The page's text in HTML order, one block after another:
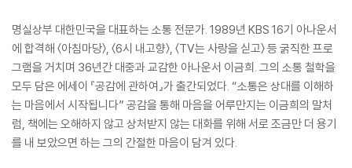
명실상부 대한민국을 대표하는 소통 전문가. 1989년 KBS 16기 아나운서
에 합격해 〈아침마당〉, 〈6시 내고향〉, 〈TV는 사랑을 싣고〉 등 굵직한 프로
그램을 거치며 36년간 대중과 교감한 아나운서 이금희. 그의 소통 철학을
모두 담은 에세이 『공감에 관하여』가 출간되었다. “소통은 상대를 이해하
는 마음에서 시작됩니다” 공감을 통해 마음을 어루만지는 이금희의 말처
럼, 책에는 오해하지 않고 상처받지 않는 대화를 위해 서로 조금만 더 용기
를 내 보았으면 하는 그의 간절한 마음이 담겨 있다.